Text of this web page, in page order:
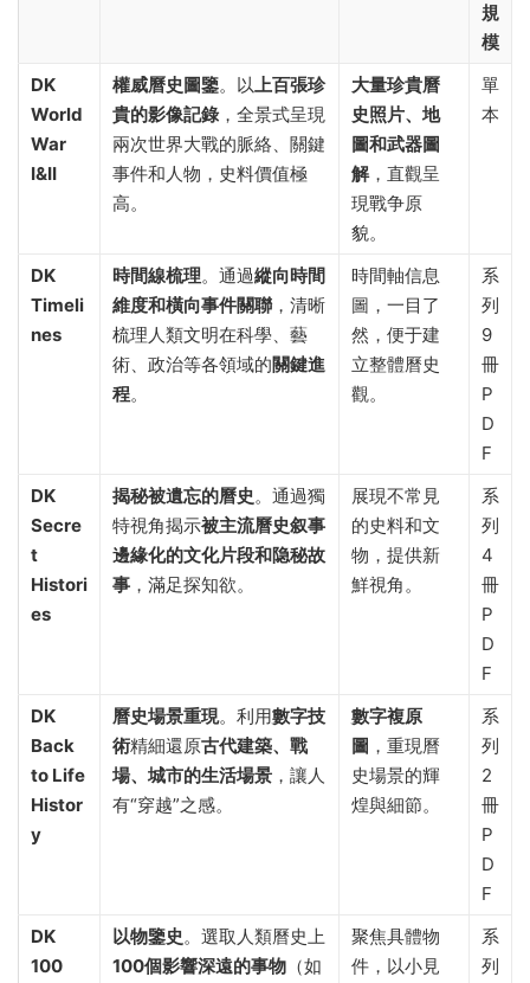
規
模
DK
World
War
I&II
權威曆史圖鑒。以上百張珍
貴的影像記錄，全景式呈現
兩次世界大戰的脈絡、關鍵
事件和人物，史料價值極
高。
大量珍貴曆
史照片、地
圖和武器圖
解，直觀呈
現戰争原
貌。
單
本
DK
Timeli
nes
時間線梳理。通過縱向時間
維度和橫向事件關聯，清晰
梳理人類文明在科學、藝
術、政治等各領域的關鍵進
程。
時間軸信息
圖，一目了
然，便于建
立整體曆史
觀。
系
列
9
冊
P
D
F
DK
Secre
t
Histori
es
揭秘被遺忘的曆史。通過獨
特視角揭示被主流曆史叙事
邊緣化的文化片段和隐秘故
事 ，滿足探知欲。
展現不常見
的史料和文
物，提供新
鮮視角。
系
列
4
冊
P
D
F
DK
Back
to Life
Histor
y
曆史場景重現。利用數字技
術精細還原古代建築、戰
場、城市的生活場景 ，讓人
有“穿越”之感。
數字複原
圖 ，重現曆
史場景的輝
煌與細節。
系
列
2
冊
P
D
F
DK
100
以物鑒史。選取人類曆史上
100個影響深遠的事物 （如
聚焦具體物
件，以小見
系
列